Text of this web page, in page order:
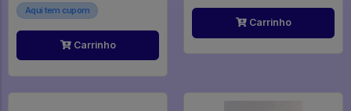
Aqui tem cupom
Carrinho
Carrinho